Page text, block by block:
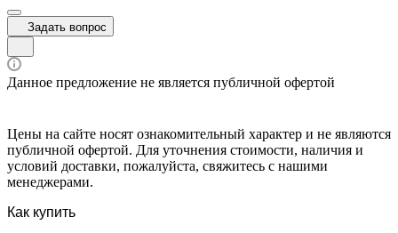
Задать вопрос
Данное предложение не является публичной офертой
Цены на сайте носят ознакомительный характер и не являются
публичной офертой. Для уточнения стоимости, наличия и
условий доставки, пожалуйста, свяжитесь с нашими
менеджерами.
Как купить